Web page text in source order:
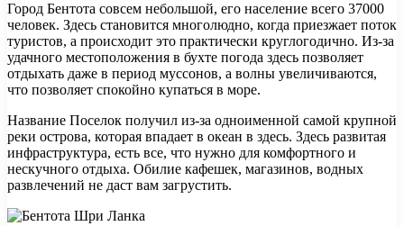
Город Бентота совсем небольшой, его население всего 37000
человек. Здесь становится многолюдно, когда приезжает поток
туристов, а происходит это практически круглогодично. Из-за
удачного местоположения в бухте погода здесь позволяет
отдыхать даже в период муссонов, а волны увеличиваются,
что позволяет спокойно купаться в море.
Название Поселок получил из-за одноименной самой крупной
реки острова, которая впадает в океан в здесь. Здесь развитая
инфраструктура, есть все, что нужно для комфортного и
нескучного отдыха. Обилие кафешек, магазинов, водных
развлечений не даст вам загрустить.